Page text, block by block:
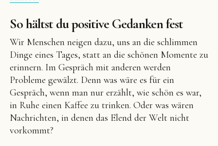
So hältst du positive Gedanken fest
Wir Menschen neigen dazu, uns an die schlimmen
Dinge eines Tages, statt an die schönen Momente zu
erinnern. Im Gespräch mit anderen werden
Probleme gewälzt. Denn was wäre es für ein
Gespräch, wenn man nur erzählt, wie schön es war,
in Ruhe einen Kaffee zu trinken. Oder was wären
Nachrichten, in denen das Elend der Welt nicht
vorkommt?